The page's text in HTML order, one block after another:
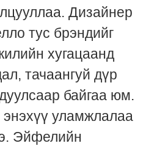
Дизайнер
тус брэндийг
хугацаанд
тачаангуй дүр
байгаа юм.
уламжлалаа
Эйфелийн